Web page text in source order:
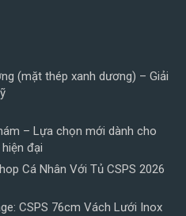
(mặt thép xanh dương) – Giải
– Lựa chọn mới dành cho
đại
Cá Nhân Với Tủ CSPS 2026
CSPS 76cm Vách Lưới Inox